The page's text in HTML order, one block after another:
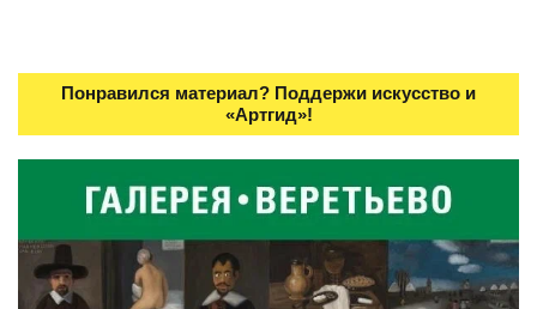
Понравился материал? Поддержи искусство и
«Артгид»!